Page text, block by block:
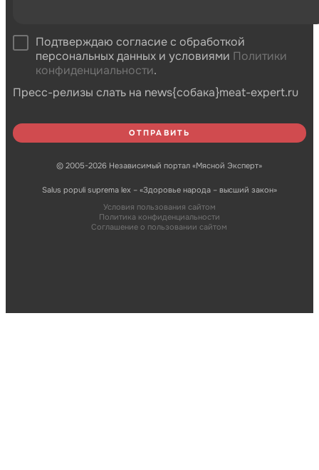
Подтверждаю согласие с обработкой
персональных данных и условиями Политики
конфиденциальности.
Пресс-релизы слать на news{собака}meat-expert.ru
© 2005-2026 Независимый портал «Мясной Эксперт»
Salus populi suprema lex – «Здоровье народа – высший закон»
Условия пользования сайтом
Политика конфиденциальности
Соглашение о пользовании сайтом